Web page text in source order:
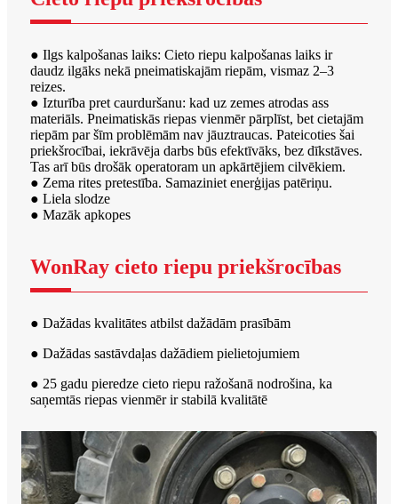
● Ilgs kalpošanas laiks: Cieto riepu kalpošanas laiks ir
daudz ilgāks nekā pneimatiskajām riepām, vismaz 2–3
reizes.
● Izturība pret caurduršanu: kad uz zemes atrodas ass
materiāls. Pneimatiskās riepas vienmēr pārplīst, bet cietajām
riepām par šīm problēmām nav jāuztraucas. Pateicoties šai
priekšrocībai, iekrāvēja darbs būs efektīvāks, bez dīkstāves.
Tas arī būs drošāk operatoram un apkārtējiem cilvēkiem.
● Zema rites pretestība. Samaziniet enerģijas patēriņu.
● Liela slodze
● Mazāk apkopes
WonRay cieto riepu priekšrocības
● Dažādas kvalitātes atbilst dažādām prasībām
● Dažādas sastāvdaļas dažādiem pielietojumiem
● 25 gadu pieredze cieto riepu ražošanā nodrošina, ka
saņemtās riepas vienmēr ir stabilā kvalitātē